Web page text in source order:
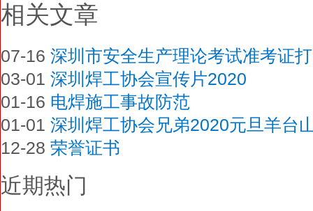
相关文章
07-16 深圳市安全生产理论考试准考证
03-01 深圳焊工协会宣传片2020
01-16 电焊施工事故防范
01-01 深圳焊工协会兄弟2020元旦羊台
12-28 荣誉证书
近期热门